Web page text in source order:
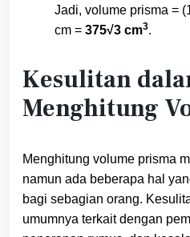
Jadi, volume prisma =
cm = 375√3 cm3.
Kesulitan
Menghitung
Menghitung volume prisma
namun ada beberapa hal
bagi sebagian orang.
umumnya terkait dengan